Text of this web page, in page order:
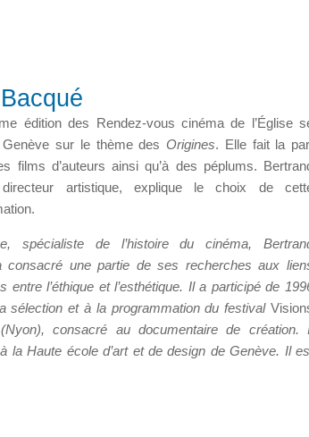
édition des Rendez-vous cinéma de l’Église
Genève sur le thème desOrigines. Elle fait la
films d’auteurs ainsi qu’à des péplums.
directeur artistique, explique le choix de
spécialiste de l’histoire du cinéma,
consacré une partie de ses recherches aux
entre l’éthique et l’esthétique. Il a participé de
sélection et à la programmation du festival
(Nyon), consacré au documentaire de création.
la Haute école d’art et de design de Genève. Il